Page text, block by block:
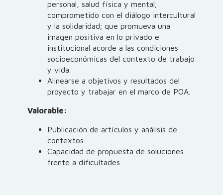
personal, salud física y mental;
comprometido con el diálogo intercultural
y la solidaridad; que promueva una
imagen positiva en lo privado e
institucional acorde a las condiciones
socioeconómicas del contexto de trabajo
y vida.
Alinearse a objetivos y resultados del
proyecto y trabajar en el marco de POA.
Valorable:
Publicación de artículos y análisis de
contextos
Capacidad de propuesta de soluciones
frente a dificultades